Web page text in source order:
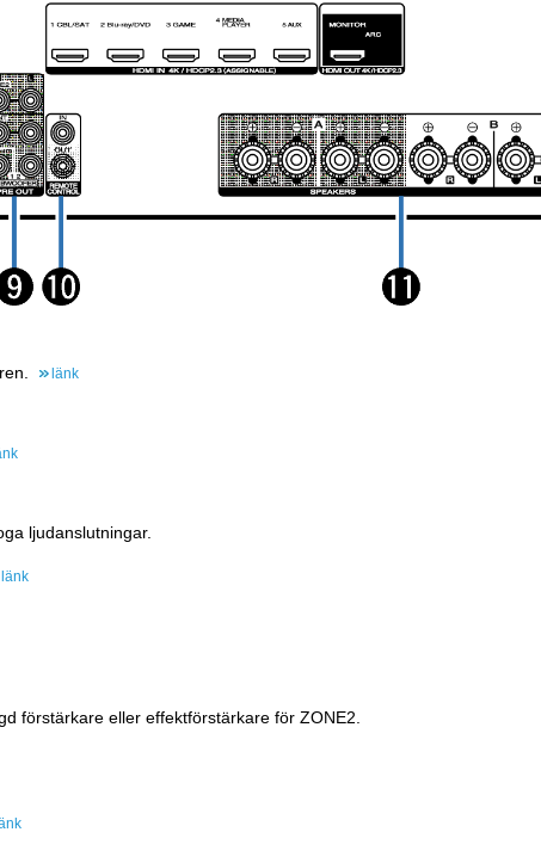
länk
ljudanslutningar.
länk
förstärkare eller effektförstärkare för ZONE2.